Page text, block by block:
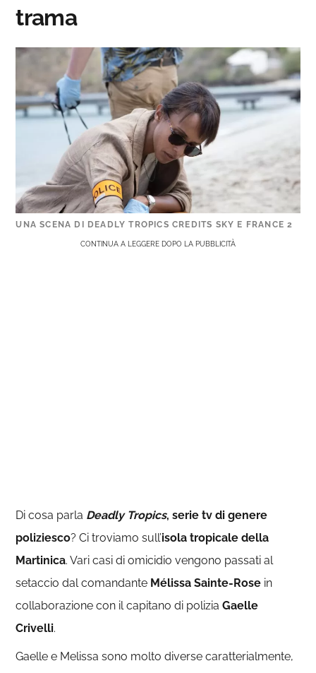
trama
UNA SCENA DI DEADLY TROPICS CREDITS SKY E FRANCE 2
CONTINUA A LEGGERE DOPO LA PUBBLICITÀ
Di cosa parla Deadly Tropics, serie tv di genere
poliziesco? Ci troviamo sull’isola tropicale della
Martinica. Vari casi di omicidio vengono passati al
setaccio dal comandante Mélissa Sainte-Rose in
collaborazione con il capitano di poliziaGaelle
Crivelli.
Gaelle e Melissa sono molto diverse caratterialmente,